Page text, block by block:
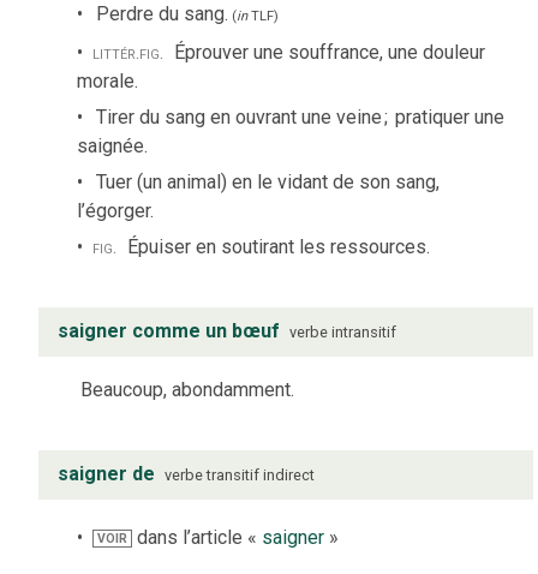
Perdre du sang. (inTLF)
littér.fig. Éprouver une souffrance, une douleur
morale.
Tirer du sang en ouvrant une veine; pratiquer une
saignée.
Tuer (un animal) en le vidant de son sang,
l’égorger.
fig. Épuiser en soutirant les ressources.
saigner comme un bœuf verbe intransitif
Beaucoup, abondamment.
saigner de verbe transitif indirect
VOIR dans l’article « saigner »